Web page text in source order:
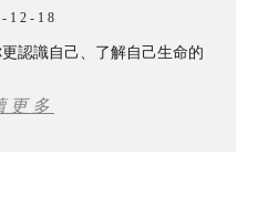
12-18
認識自己、了解自己生命的
更多